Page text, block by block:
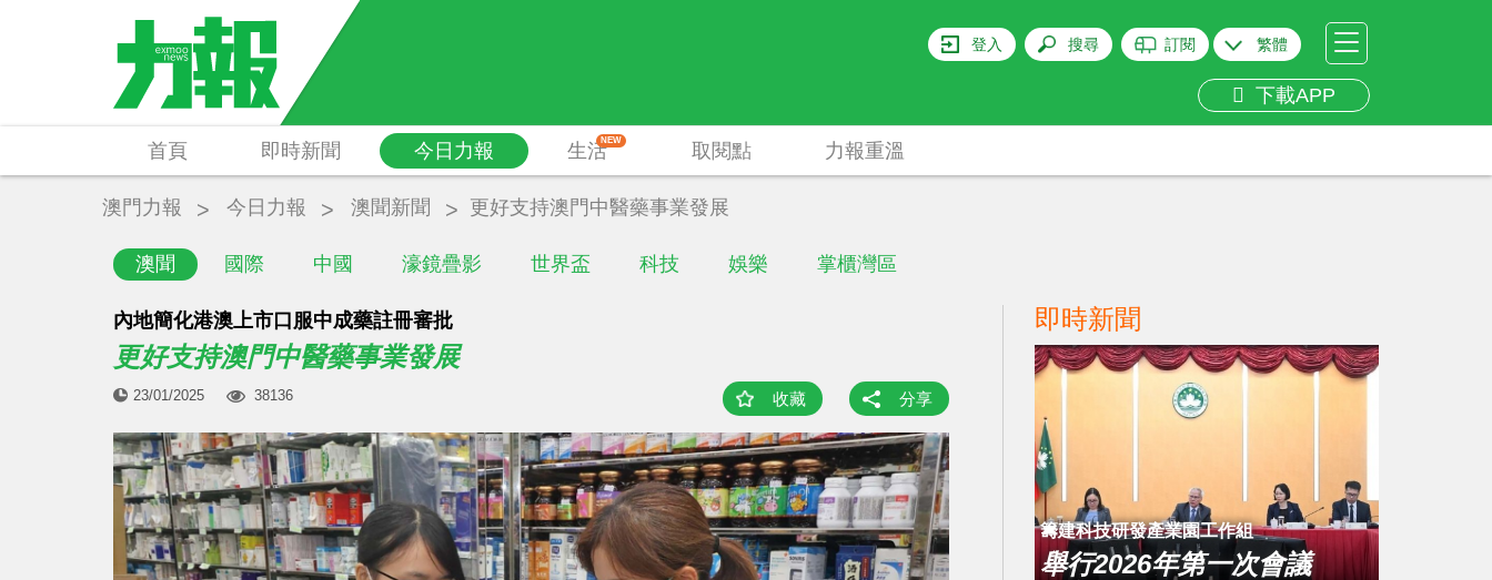
登入 搜尋 訂閱 繁體
下載APP
首頁 即時新聞 今日力報
澳聞 國際 中國 濠鏡疊影 世界盃 科技 娛樂 掌櫃灣區
生活NEW 取閱點 力報重溫
澳門力報 今日力報 澳聞新聞 更好支持澳門中醫藥事業發展
內地簡化港澳上市口服中成藥註冊審批
更好支持澳門中醫藥事業發展
23/01/2025 38136 收藏 分享
即時新聞
籌建科技研發產業園工作組
舉行2026年第一次會議